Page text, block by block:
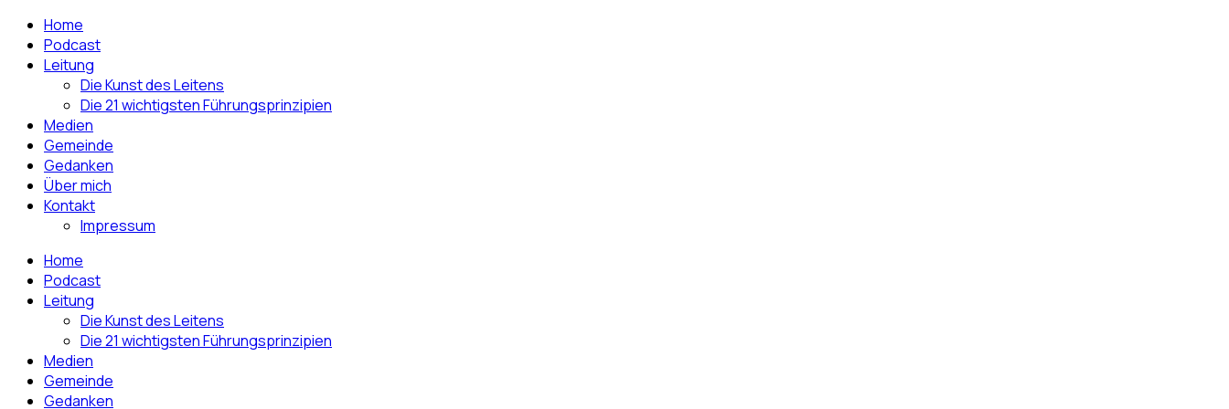
Home
Podcast
Leitung
Die Kunst des Leitens
Die 21 wichtigsten Führungsprinzipien
Medien
Gemeinde
Gedanken
Über mich
Kontakt
Impressum
Home
Podcast
Leitung
Die Kunst des Leitens
Die 21 wichtigsten Führungsprinzipien
Medien
Gemeinde
Gedanken